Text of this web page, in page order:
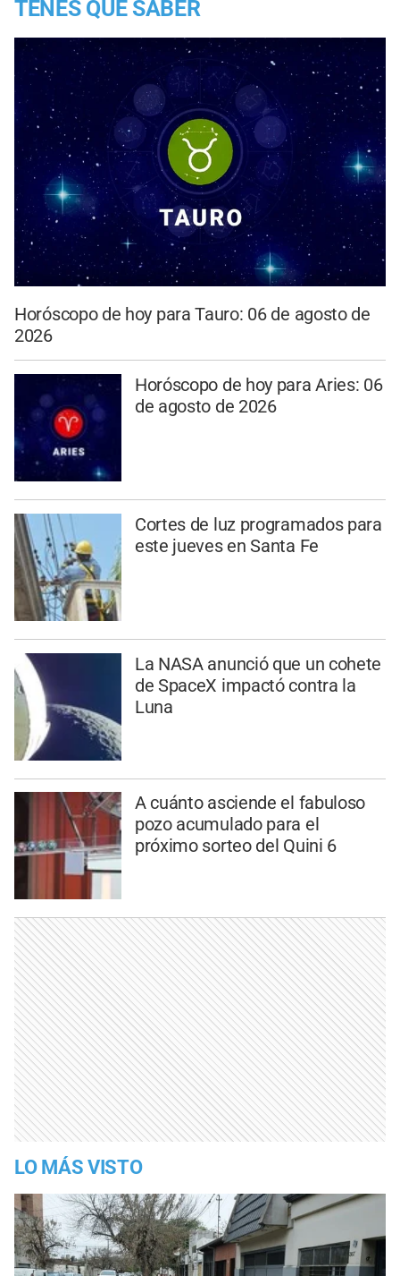
TENES QUE SABER
Horóscopo de hoy para Tauro: 06 de agosto de
2026
Horóscopo de hoy para Aries: 06
de agosto de 2026
Cortes de luz programados para
este jueves en Santa Fe
La NASA anunció que un cohete
de SpaceX impactó contra la
Luna
A cuánto asciende el fabuloso
pozo acumulado para el
próximo sorteo del Quini 6
LO MÁS VISTO